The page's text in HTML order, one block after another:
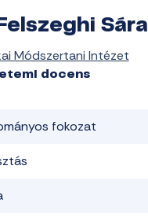
Sára
Módszertani Intézet
docens
fokozat